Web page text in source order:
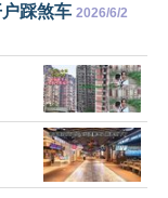
踩煞车 2026/6/2